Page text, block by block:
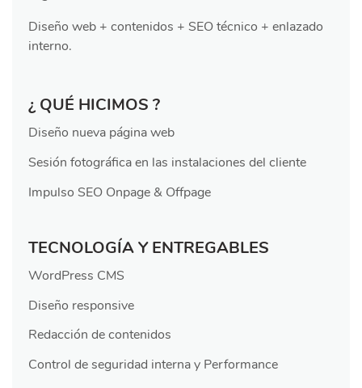
Diseño web + contenidos + SEO técnico + enlazado
interno.
¿ QUÉ HICIMOS ?
Diseño nueva página web
Sesión fotográfica en las instalaciones del cliente
Impulso SEO Onpage & Offpage
TECNOLOGÍA Y ENTREGABLES
WordPress CMS
Diseño responsive
Redacción de contenidos
Control de seguridad interna y Performance